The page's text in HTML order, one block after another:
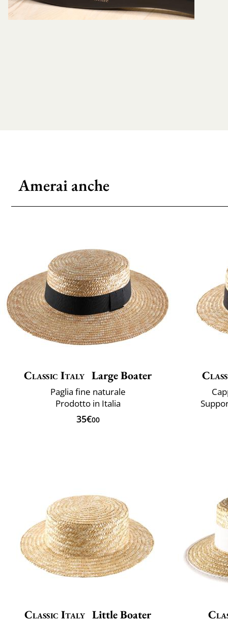
Amerai anche
Classic Italy Large Boater
Paglia fine naturale
Prodotto in Italia
35€00
Classic Italy Little Boater